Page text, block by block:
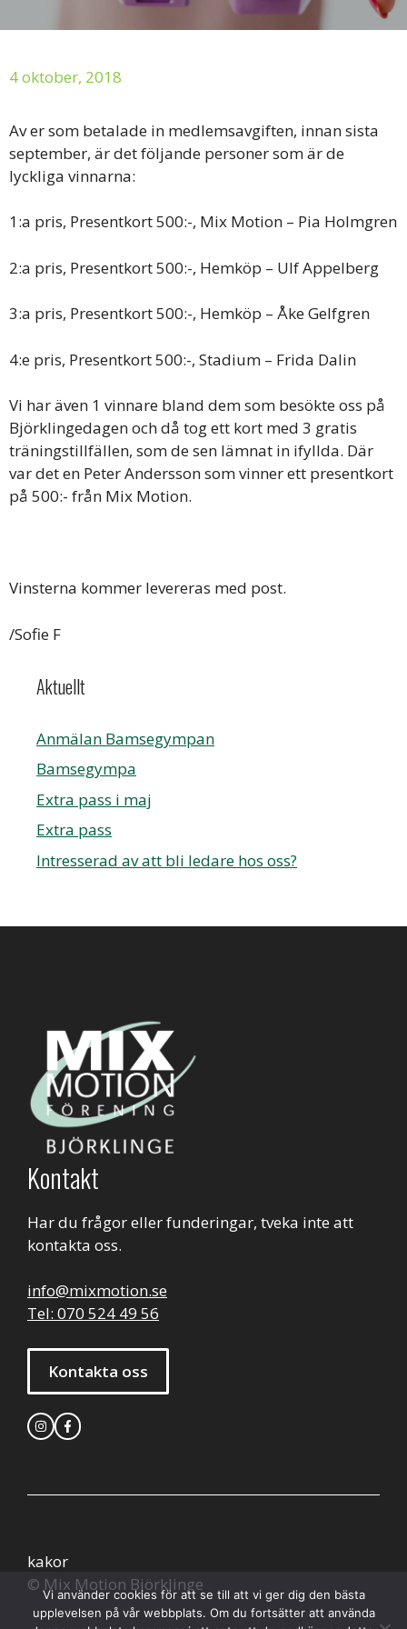
4 oktober, 2018
Av er som betalade in medlemsavgiften, innan sista
september, är det följande personer som är de
lyckliga vinnarna:
1:a pris, Presentkort 500:-, Mix Motion – Pia Holmgren
2:a pris, Presentkort 500:-, Hemköp – Ulf Appelberg
3:a pris, Presentkort 500:-, Hemköp – Åke Gelfgren
4:e pris, Presentkort 500:-, Stadium – Frida Dalin
Vi har även 1 vinnare bland dem som besökte oss på
Björklingedagen och då tog ett kort med 3 gratis
träningstillfällen, som de sen lämnat in ifyllda. Där
var det en Peter Andersson som vinner ett presentkort
på 500:- från Mix Motion.
Vinsterna kommer levereras med post.
/Sofie F
Aktuellt
Anmälan Bamsegympan
Bamsegympa
Extra pass i maj
Extra pass
Intresserad av att bli ledare hos oss?
Kontakt
Har du frågor eller funderingar, tveka inte att
kontakta oss.
info@mixmotion.se
Tel: 070 524 49 56
Kontakta oss
© Mix Motion Björklinge
kakor
Vi använder cookies för att se till att vi ger dig den bästa
upplevelsen på vår webbplats. Om du fortsätter att använda